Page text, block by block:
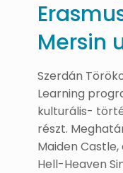
Mersin
Szerdán
Learning
kulturális-
részt.
Maiden
Hell-Heaven